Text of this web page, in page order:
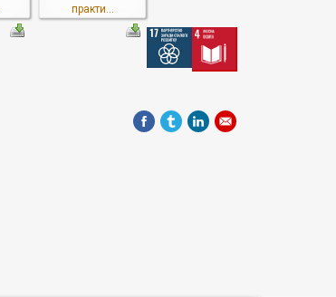
практи...